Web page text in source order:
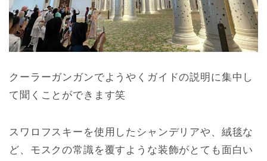
クーラーガンガンでようやくガイドの説明に集中し
て聞くことができます笑
スワロフスキーを使用したシャンデリアや、絨毯な
ど、モスクの常識を覆すような装飾がとても面白い